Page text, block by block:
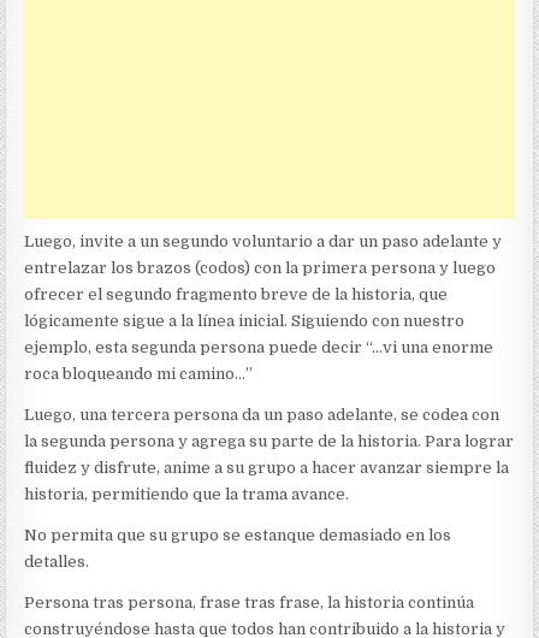
Luego, invite a un segundo voluntario a dar un paso adelante y
entrelazar los brazos (codos) con la primera persona y luego
ofrecer el segundo fragmento breve de la historia, que
lógicamente sigue a la línea inicial. Siguiendo con nuestro
ejemplo, esta segunda persona puede decir “…vi una enorme
roca bloqueando mi camino…”
Luego, una tercera persona da un paso adelante, se codea con
la segunda persona y agrega su parte de la historia. Para lograr
fluidez y disfrute, anime a su grupo a hacer avanzar siempre la
historia, permitiendo que la trama avance.
No permita que su grupo se estanque demasiado en los
detalles.
Persona tras persona, frase tras frase, la historia continúa
construyéndose hasta que todos han contribuido a la historia y